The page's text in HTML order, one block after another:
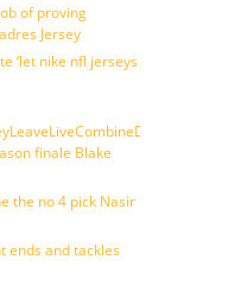
of proving
Jersey
‘let nike nfl jerseys
finale Blake
the no 4 pick Nasir
ends and tackles